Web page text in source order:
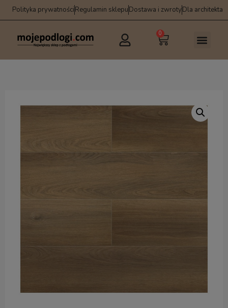
Polityka prywatnościRegulamin sklepuDostawa i zwrotyDla architekta
0